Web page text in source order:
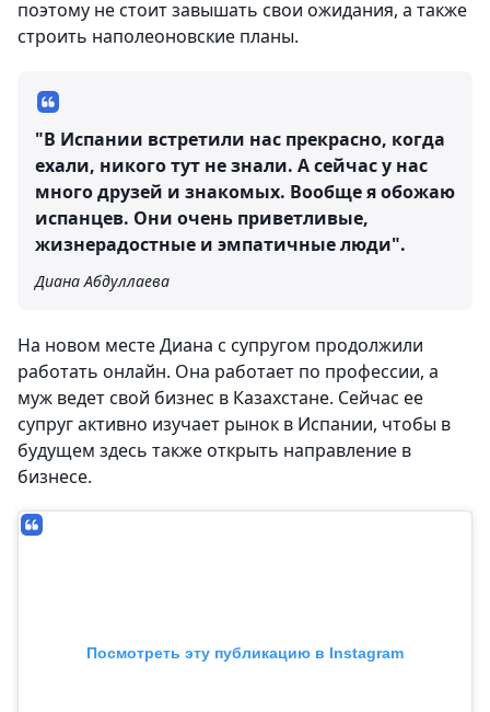
поэтому не стоит завышать свои ожидания, а также
строить наполеоновские планы.
"В Испании встретили нас прекрасно, когда
ехали, никого тут не знали. А сейчас у нас
много друзей и знакомых. Вообще я обожаю
испанцев. Они очень приветливые,
жизнерадостные и эмпатичные люди".
Диана Абдуллаева
На новом месте Диана с супругом продолжили
работать онлайн. Она работает по профессии, а
муж ведет свой бизнес в Казахстане. Сейчас ее
супруг активно изучает рынок в Испании, чтобы в
будущем здесь также открыть направление в
бизнесе.
Посмотреть эту публикацию в Instagram